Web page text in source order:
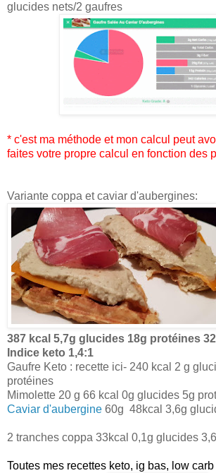
glucides nets/2 gaufres
* c'est ma méthode et mon calcul peut
faites votre propre calcul en fonction des
Variante coppa et caviar d'aubergines:
387 kcal 5,7g glucides 18g protéines
Indice keto 1,4:1
Gaufre Keto : recette ici- 240 kcal 2 g
protéines
Mimolette 20 g 66 kcal 0g glucides 5g
Caviar d'aubergine 60g 48kcal 3,6g
2 tranches coppa 33kcal 0,1g glucides
Toutes mes recettes keto, ig bas, low